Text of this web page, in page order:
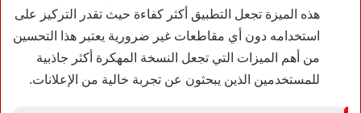
هذه الميزة تجعل التطبيق أكثر كفاءة حيث تقدر التركيز على
استخدامه دون أي مقاطعات غير ضرورية يعتبر هذا التحسين
من أهم الميزات التي تجعل النسخة المهكرة أكثر جاذبية
للمستخدمين الذين يبحثون عن تجربة خالية من الإعلانات.